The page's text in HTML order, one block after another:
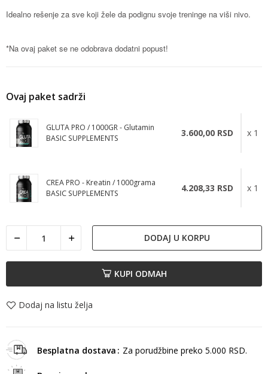
Idealno rešenje za sve koji žele da podignu svoje treninge na viši nivo.
*Na ovaj paket se ne odobrava dodatni popust!
Ovaj paket sadrži
GLUTA PRO / 1000GR - Glutamin
BASIC SUPPLEMENTS
3.600,00 RSD x 1
CREA PRO - Kreatin / 1000grama
BASIC SUPPLEMENTS
4.208,33 RSD x 1
DODAJ U KORPU
KUPI ODMAH
Dodaj na listu želja
Besplatna dostava Za porudžbine preko 5.000 RSD.